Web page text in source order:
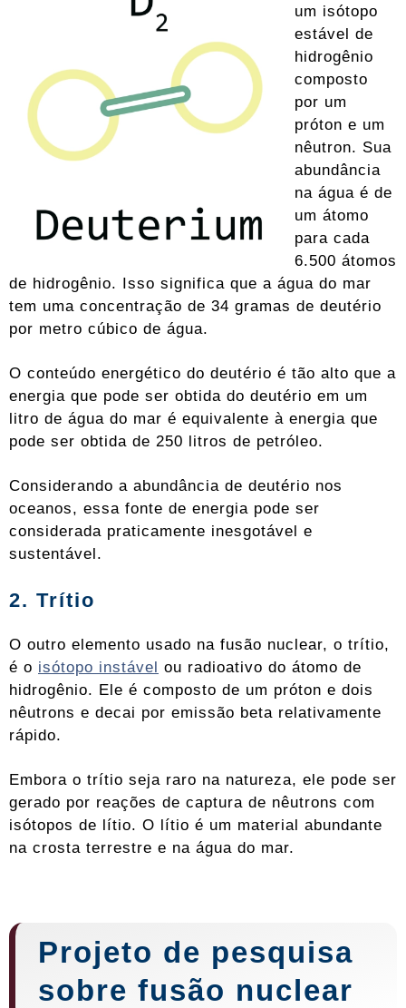
um isótopo
estável de
hidrogênio
composto
por um
próton e um
nêutron. Sua
abundância
na água é de
um átomo
para cada
6.500 átomos
de hidrogênio. Isso significa que a água do mar
tem uma concentração de 34 gramas de deutério
por metro cúbico de água.
O conteúdo energético do deutério é tão alto que a
energia que pode ser obtida do deutério em um
litro de água do mar é equivalente à energia que
pode ser obtida de 250 litros de petróleo.
Considerando a abundância de deutério nos
oceanos, essa fonte de energia pode ser
considerada praticamente inesgotável e
sustentável.
2. Trítio
O outro elemento usado na fusão nuclear, o trítio,
é o isótopo instável ou radioativo do átomo de
hidrogênio. Ele é composto de um próton e dois
nêutrons e decai por emissão beta relativamente
rápido.
Embora o trítio seja raro na natureza, ele pode ser
gerado por reações de captura de nêutrons com
isótopos de lítio. O lítio é um material abundante
na crosta terrestre e na água do mar.
Projeto de pesquisa
sobre fusão nuclear